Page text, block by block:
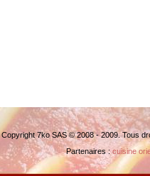
Copyright 7ko SAS © 2008 - 2009. Tous
Partenaires :cuisine